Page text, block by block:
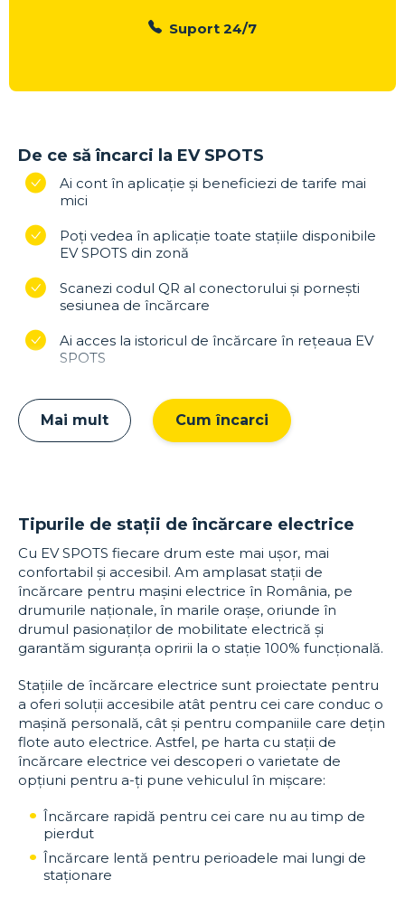
Suport 24/7
De ce să încarci la EV SPOTS
Ai cont în aplicație și beneficiezi de tarife mai
mici
Poți vedea în aplicație toate stațiile disponibile
EV SPOTS din zonă
Scanezi codul QR al conectorului și pornești
sesiunea de încărcare
Ai acces la istoricul de încărcare în reţeaua EV
SPOTS
Mai mult Cum încarci
Tipurile de stații de încărcare electrice
Cu EV SPOTS fiecare drum este mai ușor, mai
confortabil și accesibil. Am amplasat stații de
încărcare pentru mașini electrice în România, pe
drumurile naționale, în marile orașe, oriunde în
drumul pasionaților de mobilitate electrică și
garantăm siguranța opririi la o stație 100% funcțională.
Stațiile de încărcare electrice sunt proiectate pentru
a oferi soluții accesibile atât pentru cei care conduc o
mașină personală, cât și pentru companiile care dețin
flote auto electrice. Astfel, pe harta cu stații de
încărcare electrice vei descoperi o varietate de
opțiuni pentru a-ți pune vehiculul în mișcare:
Încărcare rapidă pentru cei care nu au timp de
pierdut
Încărcare lentă pentru perioadele mai lungi de
staționare